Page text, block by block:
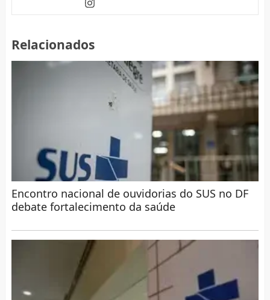
Relacionados
Encontro nacional de ouvidorias do SUS no DF
debate fortalecimento da saúde